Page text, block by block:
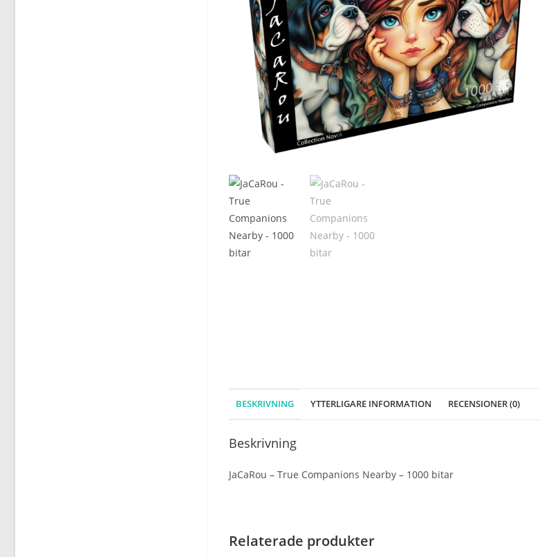
BESKRIVNING YTTERLIGARE INFORMATION RECENSIONER (0)
Beskrivning
JaCaRou – True Companions Nearby – 1000 bitar
Relaterade produkter